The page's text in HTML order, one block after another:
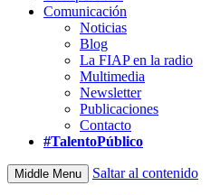
Comunicación
Noticias
Blog
La FIAP en la radio
Multimedia
Newsletter
Publicaciones
Contacto
#TalentoPúblico
Middle Menu Saltar al contenido